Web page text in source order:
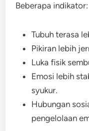
Beberapa indikator:
Tubuh terasa
Pikiran lebih
Luka fisik
Emosi lebih
syukur.
Hubungan
pengelolaan